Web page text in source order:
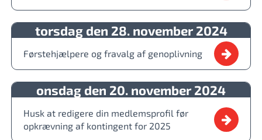
torsdag den 28. november 2024
Førstehjælpere og fravalg af genoplivning
onsdag den 20. november 2024
Husk at redigere din medlemsprofil før
opkrævning af kontingent for 2025